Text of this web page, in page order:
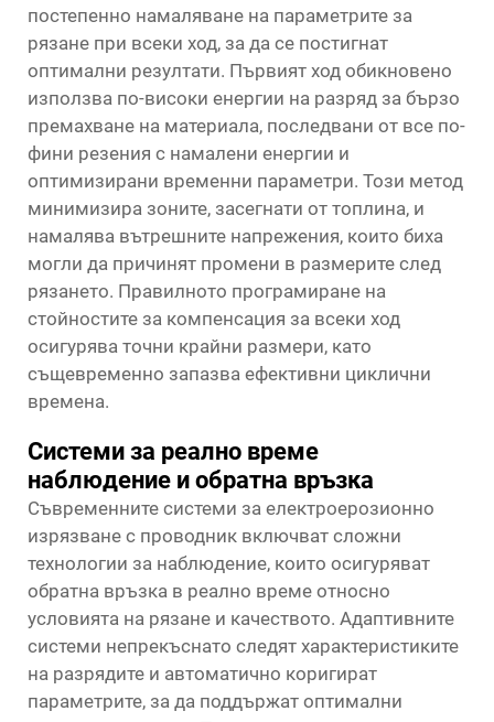
постепенно намаляване на параметрите за
рязане при всеки ход, за да се постигнат
оптимални резултати. Първият ход обикновено
използва по-високи енергии на разряд за бързо
премахване на материала, последвани от все по-
фини резения с намалени енергии и
оптимизирани временни параметри. Този метод
минимизира зоните, засегнати от топлина, и
намалява вътрешните напрежения, които биха
могли да причинят промени в размерите след
рязането. Правилното програмиране на
стойностите за компенсация за всеки ход
осигурява точни крайни размери, като
същевременно запазва ефективни циклични
времена.
Системи за реално време
наблюдение и обратна връзка
Съвременните системи за електроерозионно
изрязване с проводник включват сложни
технологии за наблюдение, които осигуряват
обратна връзка в реално време относно
условията на рязане и качеството. Адаптивните
системи непрекъснато следят характеристиките
на разрядите и автоматично коригират
параметрите, за да поддържат оптимални